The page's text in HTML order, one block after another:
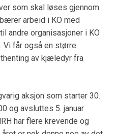
som skal løses gjennom
arbeid i KO med
andre organisasjoner i KO
Vi får også en større
av kjæledyr fra
aksjon som starter 30.
og avsluttes 5. januar
har flere krevende og